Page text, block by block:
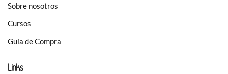
Sobre nosotros
Cursos
Guía de Compra
Links